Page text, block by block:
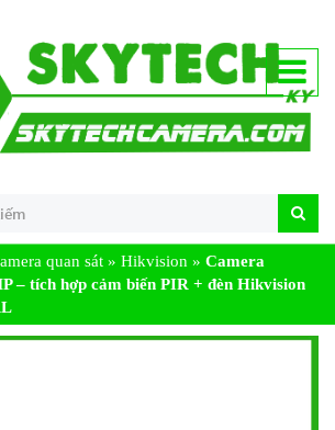
quan sát » Hikvision » Camera
– tích hợp cảm biến PIR + đèn Hikvision